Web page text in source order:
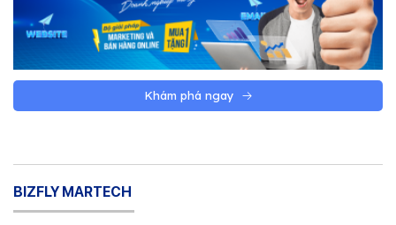
Khám phá ngay
BIZFLY MARTECH